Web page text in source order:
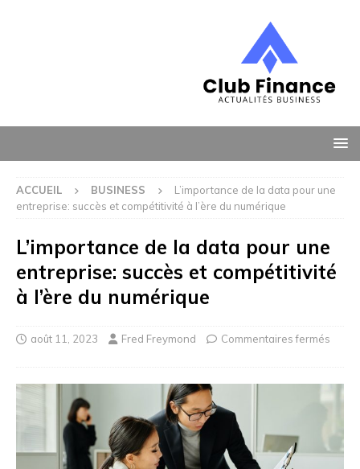
ACCUEIL BUSINESS
L’importance de la data pour une
entreprise: succès et compétitivité à l’ère du numérique
L’importance de la data pour une
entreprise: succès et compétitivité
à l’ère du numérique
août 11, 2023 Fred Freymond Commentaires fermés